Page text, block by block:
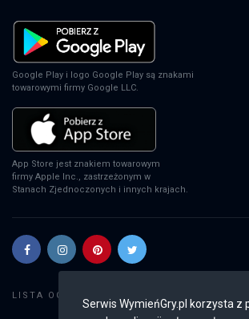
Serwis WymieńGry.pl korzysta z
Google Play i logo Google Play są znakami
towarowymi firmy Google LLC.
App Store jest znakiem towarowym
firmy Apple Inc., zastrzeżonym w
Stanach Zjednoczonych i innych krajach.
LISTA OGŁOSZEŃ: